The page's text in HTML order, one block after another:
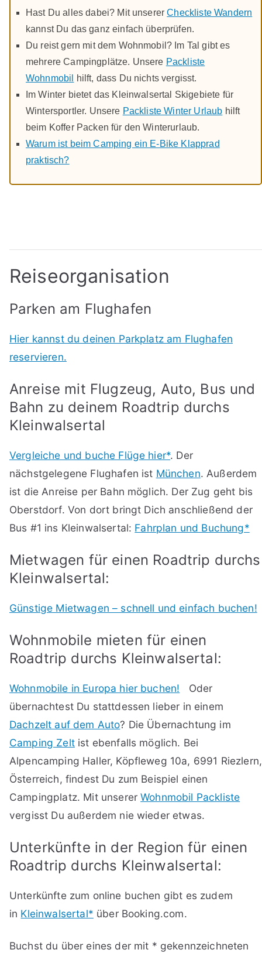
Hast Du alles dabei? Mit unsererCheckliste Wandern
kannst Du das ganz einfach überprüfen.
Du reist gern mit dem Wohnmobil? Im Tal gibt es
mehrere Campingplätze. Unsere Packliste
Wohnmobil
hilft, dass Du nichts vergisst.
Im Winter bietet das Kleinwalsertal Skigebiete für
Wintersportler. Unsere Packliste Winter Urlaub hilft
beim Koffer Packen für den Winterurlaub.
Warum ist beim Camping ein E-Bike Klapprad
praktisch?
Reiseorganisation
Parken am Flughafen
Hier kannst du deinen Parkplatz am Flughafen
reservieren.
Anreise mit Flugzeug, Auto, Bus und
Bahn zu deinem Roadtrip durchs
Kleinwalsertal
Vergleiche und buche Flüge hier*. Der
nächstgelegene Flughafen ist München. Außerdem
ist die Anreise per Bahn möglich. Der Zug geht bis
Oberstdorf. Von dort bringt Dich anschließend der
Bus #1 ins Kleinwalsertal: Fahrplan und Buchung*
Mietwagen für einen Roadtrip durchs
Kleinwalsertal:
Günstige Mietwagen – schnell und einfach buchen!
Wohnmobile mieten für einen
Roadtrip durchs Kleinwalsertal:
Wohnmobile in Europa hier buchen! Oder
übernachtest Du stattdessen lieber in einem
Dachzelt auf dem Auto? Die Übernachtung im
Camping Zeltist ebenfalls möglich. Bei
Alpencamping Haller, Köpfleweg 10a, 6991 Riezlern,
Österreich, findest Du zum Beispiel einen
Campingplatz. Mit unsererWohnmobil Packliste
vergisst Du außerdem nie wieder etwas.
Unterkünfte in der Region für einen
Roadtrip durchs Kleinwalsertal:
Unterkünfte zum online buchen gibt es zudem
in Kleinwalsertal* über Booking.com.
Buchst du über eines der mit * gekennzeichneten